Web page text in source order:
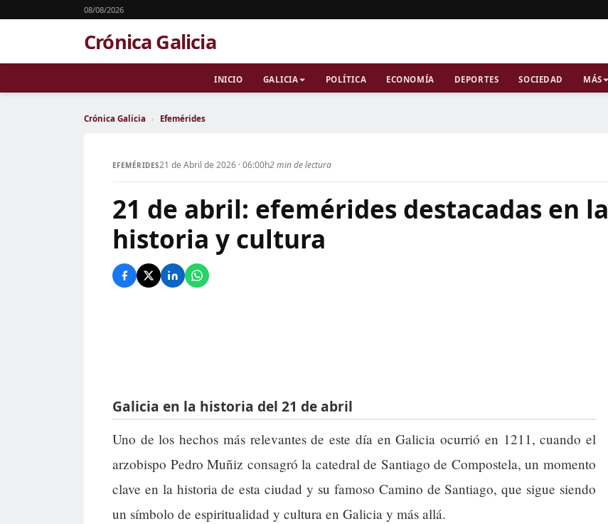
08/08/2026
Crónica Galicia
INICIO GALICIA POLÍTICA ECONOMÍA DEPORTES SOCIEDAD MÁS
Crónica Galicia › Efemérides
EFEMÉRIDES21 de Abril de 2026 · 06:00h2 min de lectura
21 de abril: efemérides destacadas en la
historia y cultura
Galicia en la historia del 21 de abril
Uno de los hechos más relevantes de este día en Galicia ocurrió en 1211, cuando el
arzobispo Pedro Muñiz consagró la catedral de Santiago de Compostela, un momento
clave en la historia de esta ciudad y su famoso Camino de Santiago, que sigue siendo
un símbolo de espiritualidad y cultura en Galicia y más allá.